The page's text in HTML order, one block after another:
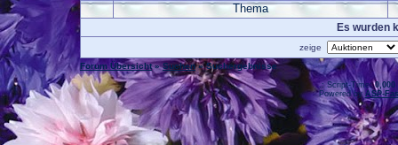
Thema
Es wurden
zeige
Forum Übersicht»Suchen» Suchergebnisse
.: Script-Time:0,000
Powered by ASP-